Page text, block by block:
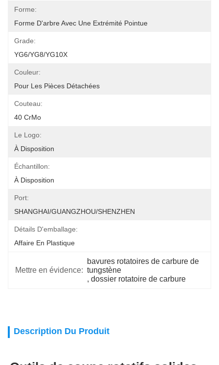
Forme:
Forme D'arbre Avec Une Extrémité Pointue
Grade:
YG6/YG8/YG10X
Couleur:
Pour Les Pièces Détachées
Couteau:
40 CrMo
Le Logo:
À Disposition
Échantillon:
À Disposition
Port:
SHANGHAI/GUANGZHOU/SHENZHEN
Détails D'emballage:
Affaire En Plastique
Mettre en évidence:
bavures rotatoires de carbure de
tungstène
, dossier rotatoire de carbure
Description Du Produit